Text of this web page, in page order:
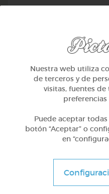
1º
Conociendo
Nuestra web utiliza
de terceros y de
visitas, fuentes
Puede aceptar
botón “Aceptar” o
en